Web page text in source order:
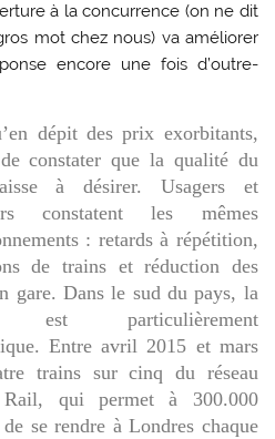
à la concurrence (on ne dit
mot chez nous) va améliorer
encore une fois d’outre-
dépit des prix exorbitants,
constater que la qualité du
à désirer. Usagers et
constatent les mêmes
: retards à répétition,
de trains et réduction des
gare. Dans le sud du pays, la
est particulièrement
Entre avril 2015 et mars
trains sur cinq du réseau
Rail, qui permet à 300.000
de se rendre à Londres chaque